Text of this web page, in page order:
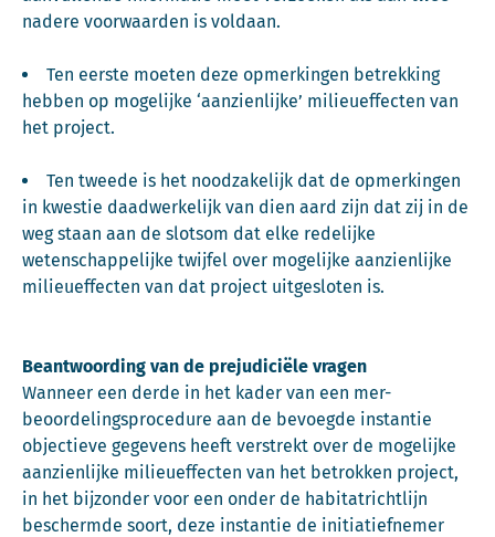
nadere voorwaarden is voldaan.
Ten eerste moeten deze opmerkingen betrekking
hebben op mogelijke ‘aanzienlijke’ milieueffecten van
het project.
Ten tweede is het noodzakelijk dat de opmerkingen
in kwestie daadwerkelijk van dien aard zijn dat zij in de
weg staan aan de slotsom dat elke redelijke
wetenschappelijke twijfel over mogelijke aanzienlijke
milieueffecten van dat project uitgesloten is.
Beantwoording van de prejudiciële vragen
Wanneer een derde in het kader van een mer-
beoordelingsprocedure aan de bevoegde instantie
objectieve gegevens heeft verstrekt over de mogelijke
aanzienlijke milieueffecten van het betrokken project,
in het bijzonder voor een onder de habitatrichtlijn
beschermde soort, deze instantie de initiatiefnemer